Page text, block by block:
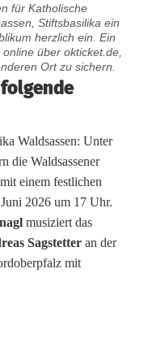
für Katholische
Stiftsbasilika ein
herzlich ein. Ein
über okticket.de,
Ort zu sichern.
Waldsassen: Unter
die Waldsassener
einem festlichen
2026 um 17 Uhr.
musiziert das
Sagstetter an der
mit